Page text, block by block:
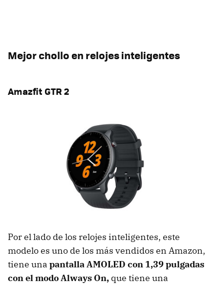
Mejor chollo en relojes inteligentes
Amazfit GTR 2
Por el lado de los relojes inteligentes, este
modelo es uno de los más vendidos en Amazon,
tiene una pantalla AMOLED con 1,39 pulgadas
con el modo Always On, que tiene una